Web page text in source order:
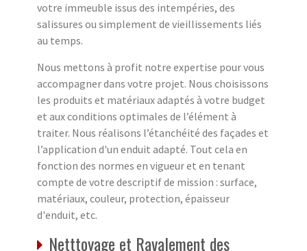
votre immeuble issus des intempéries, des
salissures ou simplement de vieillissements liés
au temps.
Nous mettons à profit notre expertise pour vous
accompagner dans votre projet. Nous choisissons
les produits et matériaux adaptés à votre budget
et aux conditions optimales de l’élément à
traiter. Nous réalisons l’étanchéité des façades et
l’application d'un enduit adapté. Tout cela en
fonction des normes en vigueur et en tenant
compte de votre descriptif de mission : surface,
matériaux, couleur, protection, épaisseur
d'enduit, etc.
Netttoyage et Ravalement des